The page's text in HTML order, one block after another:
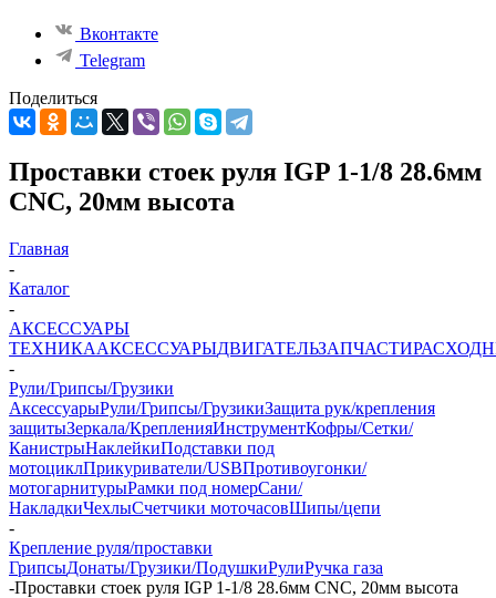
Вконтакте
Telegram
Поделиться
Проставки стоек руля IGP 1-1/8 28.6мм
CNC, 20мм высота
Главная
-
Каталог
-
АКСЕССУАРЫ
ТЕХНИКААКСЕССУАРЫДВИГАТЕЛЬЗАПЧАСТИ
-
Рули/Грипсы/Грузики
АксессуарыРули/Грипсы/ГрузикиЗащита рук/крепления
защитыЗеркала/КрепленияИнструментКофры/Сетки/
КанистрыНаклейкиПодставки под
мотоциклПрикуриватели/USBПротивоугонки/
мотогарнитурыРамки под номерСани/
НакладкиЧехлыСчетчики моточасовШипы/цепи
-
Крепление руля/проставки
ГрипсыДонаты/Грузики/ПодушкиРулиРучка газа
-Проставки стоек руля IGP 1-1/8 28.6мм CNC, 20мм высота